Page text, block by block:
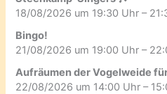
18/08/2026 um 19:30 Uhr –
Bingo!
21/08/2026 um 19:00 Uhr –
Aufräumen der Vogelweide
22/08/2026 um 14:00 Uhr –